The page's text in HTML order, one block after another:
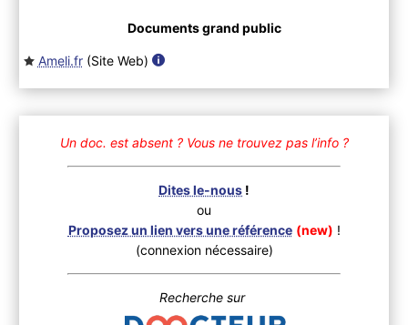
Documents grand public
Ameli.fr(Site Web)
Un doc. est absent ? Vous ne trouvez pas l’info ?
Dites le-nous !
ou
Proposez un lien vers une référence (new) !
(connexion nécessaire)
Recherche sur